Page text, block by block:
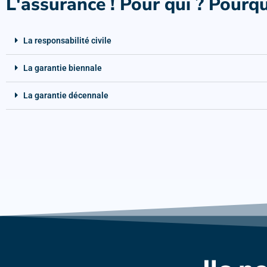
La responsabilité civile
La garantie biennale
La garantie décennale